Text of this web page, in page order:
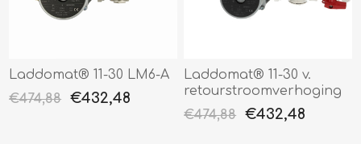
Laddomat® 11-30 LM6-A
€474,88
€432,48
Laddomat® 11-30 v.
retourstroomverhoging
€474,88
€432,48